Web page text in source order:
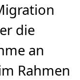
die
an
Rahmen